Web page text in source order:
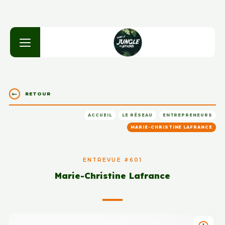
RETOUR
ACCUEIL LE RÉSEAU ENTREPRENEURS
MARIE-CHRISTINE LAFRANCE
ENTREVUE #601
Marie-Christine Lafrance